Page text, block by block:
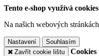
Tento e-shop využívá cookies
Na našich webových
Nastavení
Souhlasím
Zavřít cookie lištu
Cookies